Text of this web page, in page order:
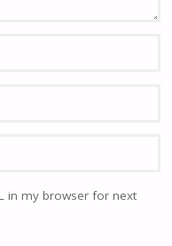
in my browser for next